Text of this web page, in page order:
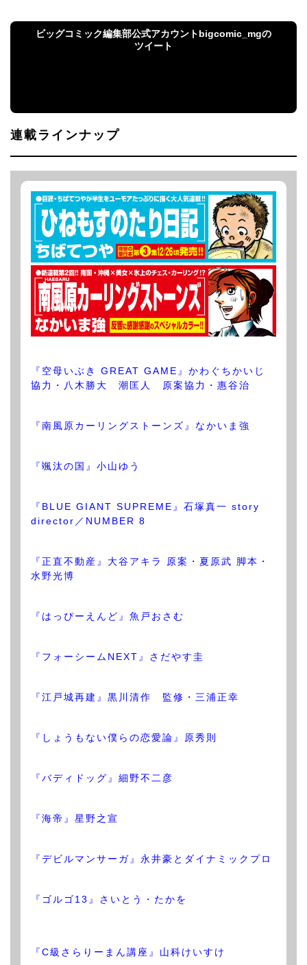
ビッグコミック編集部公式アカウントbigcomic_mgの
ツイート
連載ラインナップ
『空母いぶき GREAT GAME』かわぐちかいじ
協力・八木勝大 潮匡人 原案協力・惠谷治
『南風原カーリングストーンズ』なかいま強
『颯汰の国』小山ゆう
『BLUE GIANT SUPREME』石塚真一 story
director／NUMBER 8
『正直不動産』大谷アキラ 原案・夏原武 脚本・
水野光博
『はっぴーえんど』魚戸おさむ
『フォーシームNEXT』さだやす圭
『江戸城再建』黒川清作 監修・三浦正幸
『しょうもない僕らの恋愛論』原秀則
『バディドッグ』細野不二彦
『海帝』星野之宣
『デビルマンサーガ』永井豪とダイナミックプロ
『ゴルゴ13』さいとう・たかを
『C級さらりーまん講座』山科けいすけ